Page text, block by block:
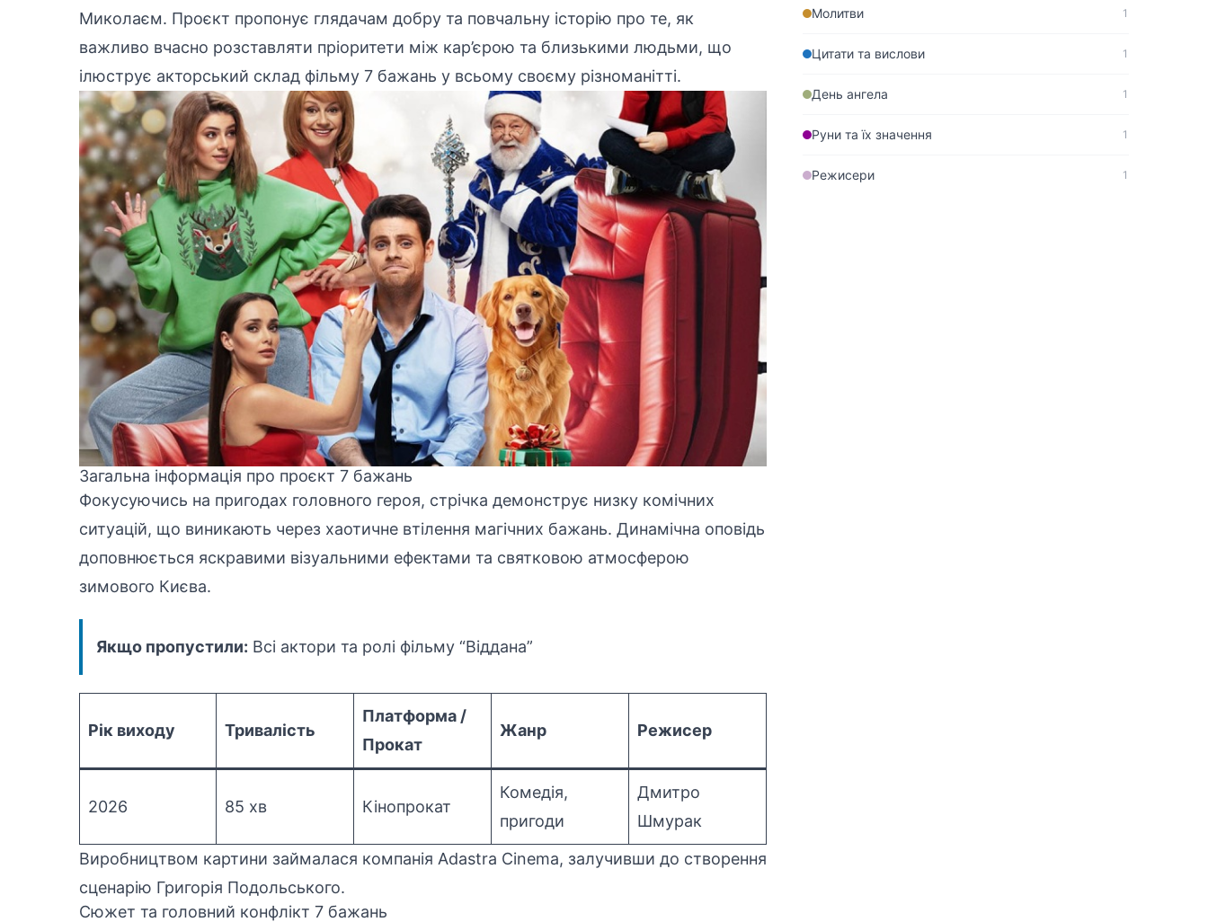
Миколаєм. Проєкт пропонує глядачам добру та повчальну історію про те, як
важливо вчасно розставляти пріоритети між кар’єрою та близькими людьми, що
ілюструє акторський склад фільму 7 бажань у всьому своєму різноманітті.
Загальна інформація про проєкт 7 бажань
Фокусуючись на пригодах головного героя, стрічка демонструє низку комічних
ситуацій, що виникають через хаотичне втілення магічних бажань. Динамічна оповідь
доповнюється яскравими візуальними ефектами та святковою атмосферою
зимового Києва.
Якщо пропустили: Всі актори та ролі фільму “Віддана”
Рік виходу Тривалість
Платформа /
Прокат
Жанр Режисер
2026 85 хв Кінопрокат
Комедія,
пригоди
Дмитро
Шмурак
Виробництвом картини займалася компанія Adastra Cinema, залучивши до створення
сценарію Григорія Подольського.
Сюжет та головний конфлікт 7 бажань
Молитви 1
Цитати та вислови 1
День ангела 1
Руни та їх значення 1
Режисери 1